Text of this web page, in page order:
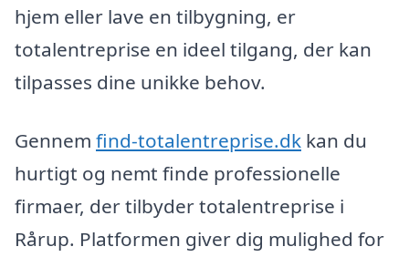
hjem eller lave en tilbygning, er
totalentreprise en ideel tilgang, der kan
tilpasses dine unikke behov.
Gennem find-totalentreprise.dk kan du
hurtigt og nemt finde professionelle
firmaer, der tilbyder totalentreprise i
Rårup. Platformen giver dig mulighed for